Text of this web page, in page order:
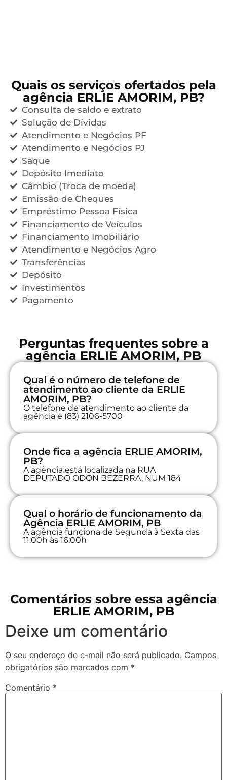
Quais os serviços ofertados pela
agência ERLIE AMORIM, PB?
Consulta de saldo e extrato
Solução de Dívidas
Atendimento e Negócios PF
Atendimento e Negócios PJ
Saque
Depósito Imediato
Câmbio (Troca de moeda)
Emissão de Cheques
Empréstimo Pessoa Física
Financiamento de Veículos
Financiamento Imobiliário
Atendimento e Negócios Agro
Transferências
Depósito
Investimentos
Pagamento
Perguntas frequentes sobre a
agência ERLIE AMORIM, PB
Qual é o número de telefone de
atendimento ao cliente da ERLIE
AMORIM, PB?
O telefone de atendimento ao cliente da
agência é (83) 2106-5700
Onde fica a agência ERLIE AMORIM,
PB?
A agência está localizada na RUA
DEPUTADO ODON BEZERRA, NUM 184
Qual o horário de funcionamento da
Agência ERLIE AMORIM, PB
A agência funciona de Segunda à Sexta das
11:00h às 16:00h
Comentários sobre essa agência
ERLIE AMORIM, PB
Deixe um comentário
O seu endereço de e-mail não será publicado. Campos
obrigatórios são marcados com *
Comentário *